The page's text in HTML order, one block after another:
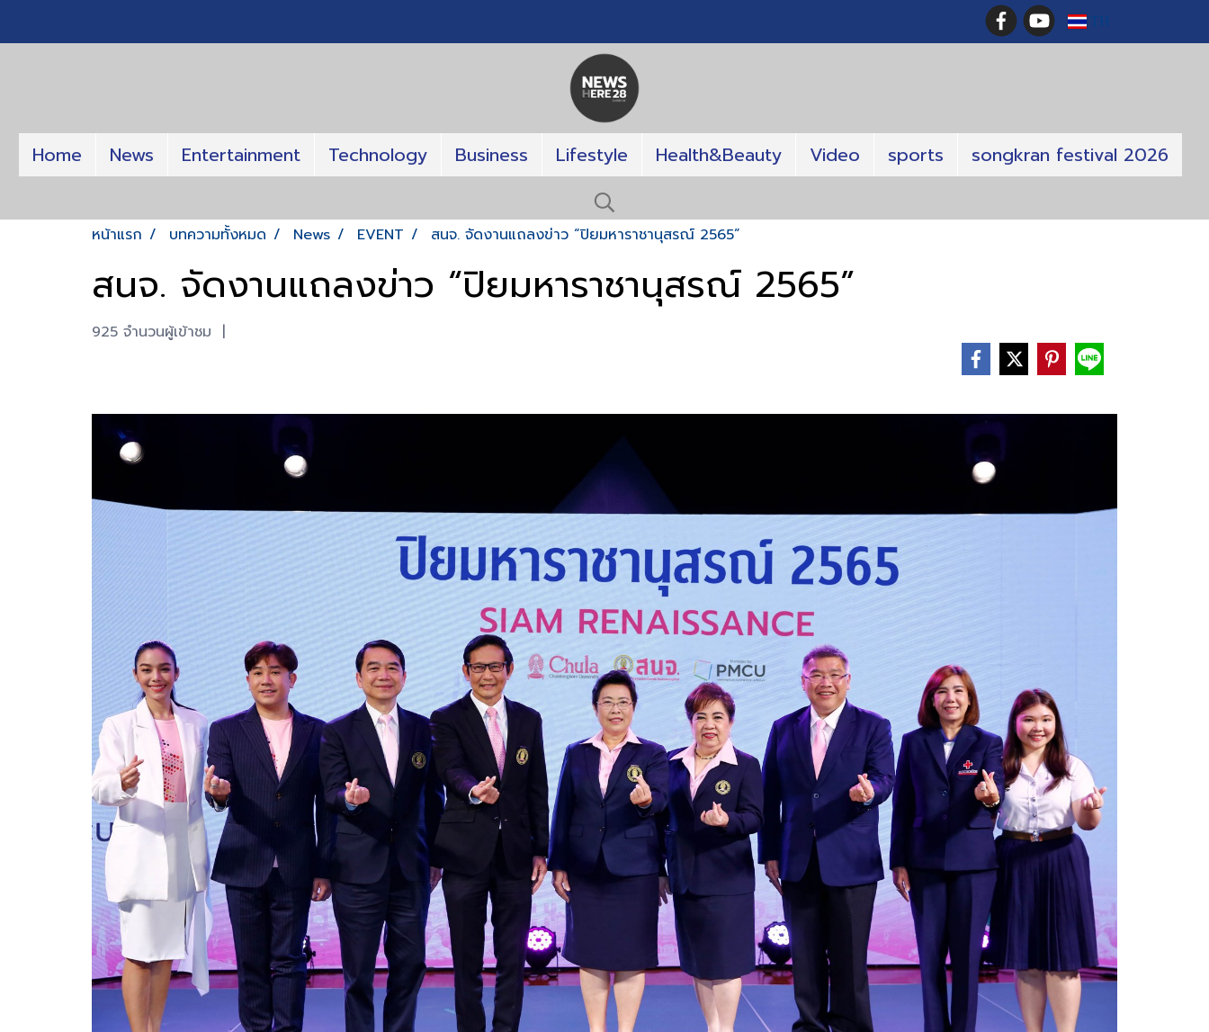
TH
Home News Entertainment Technology Business Lifestyle Health&Beauty Video sports songkran festival 2026
หน้าแรก บทความทั้งหมด News EVENT สนจ. จัดงานแถลงข่าว “ปิยมหาราชานุสรณ์ 2565”
สนจ. จัดงานแถลงข่าว “ปิยมหาราชานุสรณ์ 2565”
925 จำนวนผู้เข้าชม |